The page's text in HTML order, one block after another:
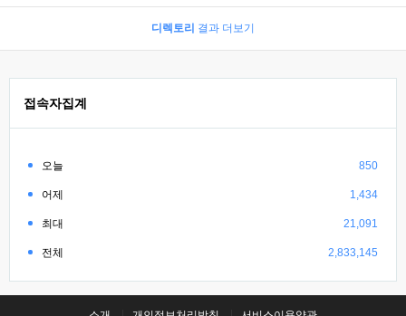
디렉토리 결과 더보기
접속자집계
오늘 850
어제 1,434
최대 21,091
전체 2,833,145